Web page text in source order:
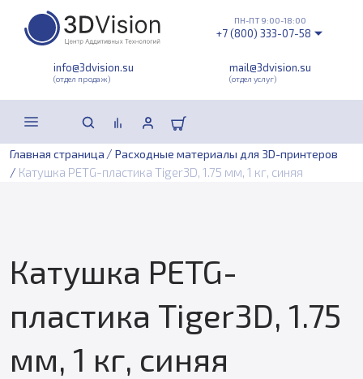
info@3dvision.su
(отдел продаж)
mail@3dvision.su
(отдел услуг)
ПН-ПТ 9:00-18:00
+7 (800) 333-07-58
Главная страница / Расходные материалы для 3D-принтеров
/ Катушка PETG-пластика Tiger3D, 1.75 мм, 1 кг, синяя
Катушка PETG-
пластика Tiger3D, 1.75
мм, 1 кг, синяя